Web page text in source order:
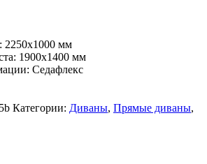
2250х1000 мм
1900х1400 мм
Седафлекс
Категории: Диваны, Прямые диваны,